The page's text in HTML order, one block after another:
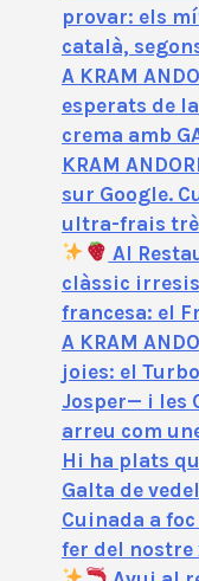
provar: els
català,
A KRAM
esperats de
crema amb
KRAM
sur Google.
ultra-frais
Al
clàssic
francesa: el
A KRAM
joies: el
Josper— i les
arreu com
Hi ha plats
Galta de
Cuinada a
fer del nostre